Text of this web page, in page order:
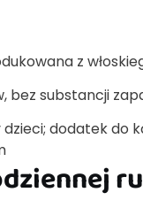
z
bez substancji
dodatek do